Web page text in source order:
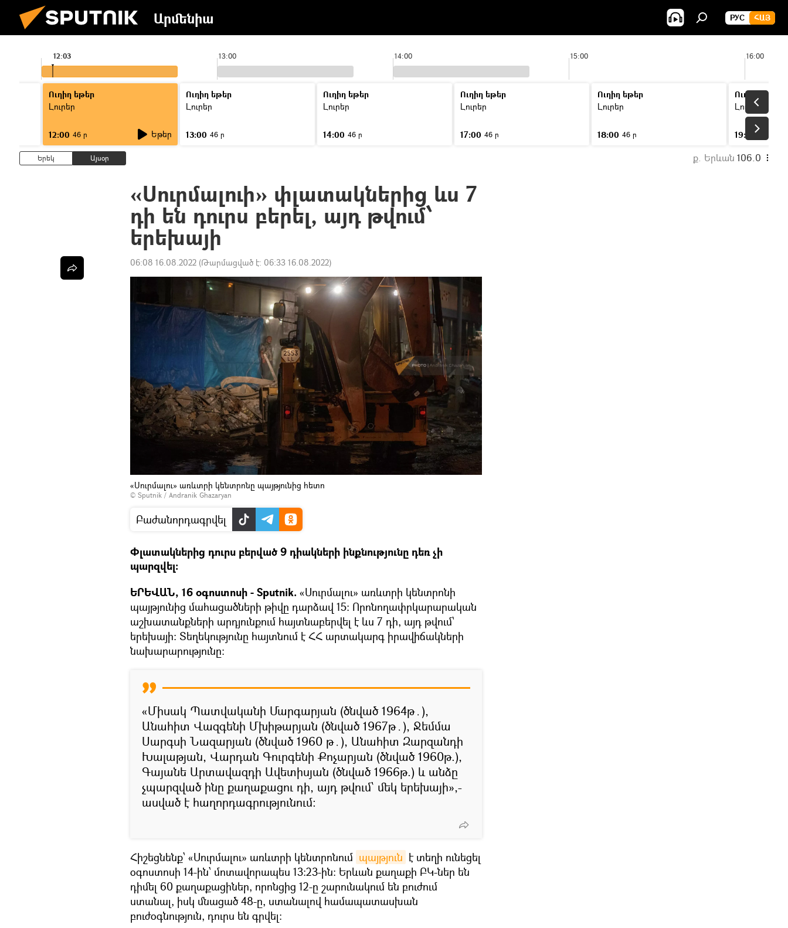
Արմենիա РУС ՀԱՅ
13:00 14:00 15:00 16:00
12:03
Ուղիղ եթեր
Լուրեր
12:00 46 ր Եթեր
Ուղիղ եթեր
Լուրեր
13:00 46 ր
Ուղիղ եթեր
Լուրեր
14:00 46 ր
Ուղիղ եթեր
Լուրեր
17:00 46 ր
Ուղիղ եթեր
Լուրեր
18:00 46 ր
Ուղիղ եթեր
Լուրեր
19:00
Երեկ Այսօր ք. Երևան 106.0
«Սուրմալուի» փլատակներից ևս 7
դի են դուրս բերել, այդ թվում՝
երեխայի
06:08 16.08.2022 (Թարմացված է: 06:33 16.08.2022)
«Սուրմալու» առևտրի կենտրոնը պայթյունից հետո
© Sputnik / Andranik Ghazaryan
Բաժանորդագրվել
Փլատակներից դուրս բերված 9 դիակների ինքնությունը դեռ չի
պարզվել։
ԵՐԵՎԱՆ, 16 օգոստոսի - Sputnik. «Սուրմալու» առևտրի կենտրոնի
պայթյունից մահացածների թիվը դարձավ 15։ Որոնողափրկարարական
աշխատանքների արդյունքում հայտնաբերվել է ևս 7 դի, այդ թվում՝
երեխայի։ Տեղեկությունը հայտնում է ՀՀ արտակարգ իրավիճակների
նախարարությունը։
«Միսակ Պատվականի Մարգարյան (ծնված 1964թ․),
Անահիտ Վազգենի Մխիթարյան (ծնված 1967թ․), Ջեմմա
Սարգսի Նազարյան (ծնված 1960 թ․), Անահիտ Զարզանդի
Խալաթյան, Վարդան Գուրգենի Քոչարյան (ծնված 1960թ.),
Գայանե Արտավազդի Ավետիսյան (ծնված 1966թ.) և անձը
չպարզված ինը քաղաքացու դի, այդ թվում՝ մեկ երեխայի»,-
ասված է հաղորդագրությունում։
Հիշեցնենք՝ «Սուրմալու» առևտրի կենտրոնում պայթյուն է տեղի ունեցել
օգոստոսի 14-ին՝ մոտավորապես 13։23-ին։ Երևան քաղաքի ԲԿ-ներ են
դիմել 60 քաղաքացիներ, որոնցից 12-ը շարունակում են բուժում
ստանալ, իսկ մնացած 48-ը, ստանալով համապատասխան
բուժօգնություն, դուրս են գրվել։